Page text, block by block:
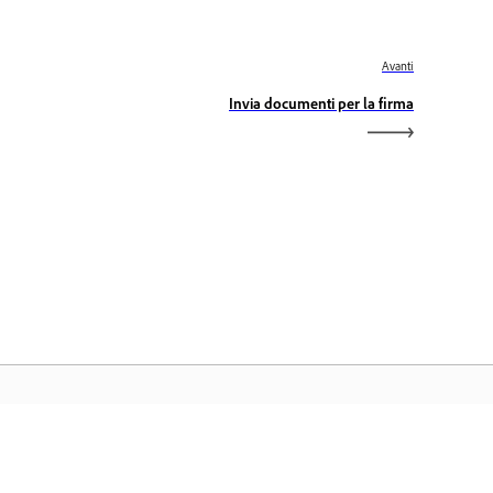
Avanti
Invia documenti per la firma